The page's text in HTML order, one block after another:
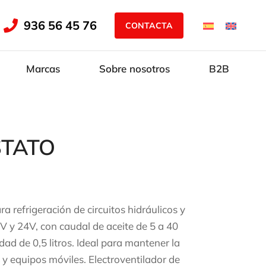
936 56 45 76 CONTACTA
Marcas Sobre nosotros B2B
refrigeración de circuitos hidráulicos y
y 24V, con caudal de aceite de 5 a 40
de 0,5 litros. Ideal para mantener la
equipos móviles. Electroventilador de